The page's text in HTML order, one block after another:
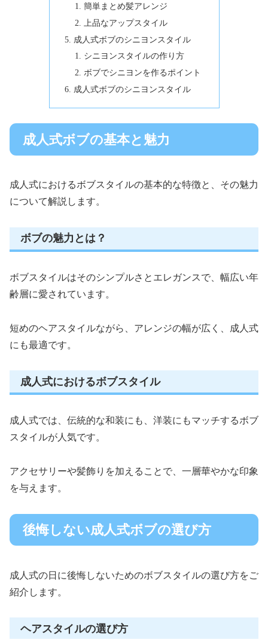
簡単まとめ髪アレンジ
上品なアップスタイル
成人式ボブのシニヨンスタイル
シニヨンスタイルの作り方
ボブでシニヨンを作るポイント
成人式ボブのシニヨンスタイル
成人式ボブの基本と魅力
成人式におけるボブスタイルの基本的な特徴と、その魅力
について解説します。
ボブの魅力とは？
ボブスタイルはそのシンプルさとエレガンスで、幅広い年
齢層に愛されています。
短めのヘアスタイルながら、アレンジの幅が広く、成人式
にも最適です。
成人式におけるボブスタイル
成人式では、伝統的な和装にも、洋装にもマッチするボブ
スタイルが人気です。
アクセサリーや髪飾りを加えることで、一層華やかな印象
を与えます。
後悔しない成人式ボブの選び方
成人式の日に後悔しないためのボブスタイルの選び方をご
紹介します。
ヘアスタイルの選び方